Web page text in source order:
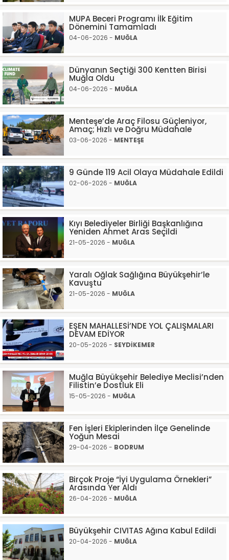
MUPA Beceri Programı İlk Eğitim
Dönemini Tamamladı
04-06-2026 - MUĞLA
Dünyanın Seçtiği 300 Kentten Birisi
Muğla Oldu
04-06-2026 - MUĞLA
Menteşe’de Araç Filosu Güçleniyor,
Amaç; Hızlı ve Doğru Müdahale
03-06-2026 - MENTEŞE
9 Günde 119 Acil Olaya Müdahale Edildi
02-06-2026 - MUĞLA
Kıyı Belediyeler Birliği Başkanlığına
Yeniden Ahmet Aras Seçildi
21-05-2026 - MUĞLA
Yaralı Oğlak Sağlığına Büyükşehir’le
Kavuştu
21-05-2026 - MUĞLA
EŞEN MAHALLESİ’NDE YOL ÇALIŞMALARI
DEVAM EDİYOR
20-05-2026 - SEYDİKEMER
Muğla Büyükşehir Belediye Meclisi’nden
Filistin’e Dostluk Eli
15-05-2026 - MUĞLA
Fen İşleri Ekiplerinden İlçe Genelinde
Yoğun Mesai
29-04-2026 - BODRUM
Birçok Proje “İyi Uygulama Örnekleri”
Arasında Yer Aldı
26-04-2026 - MUĞLA
Büyükşehir CIVITAS Ağına Kabul Edildi
20-04-2026 - MUĞLA